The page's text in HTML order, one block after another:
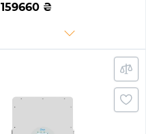
LiFePO4 6000 циклов
159660 ₴